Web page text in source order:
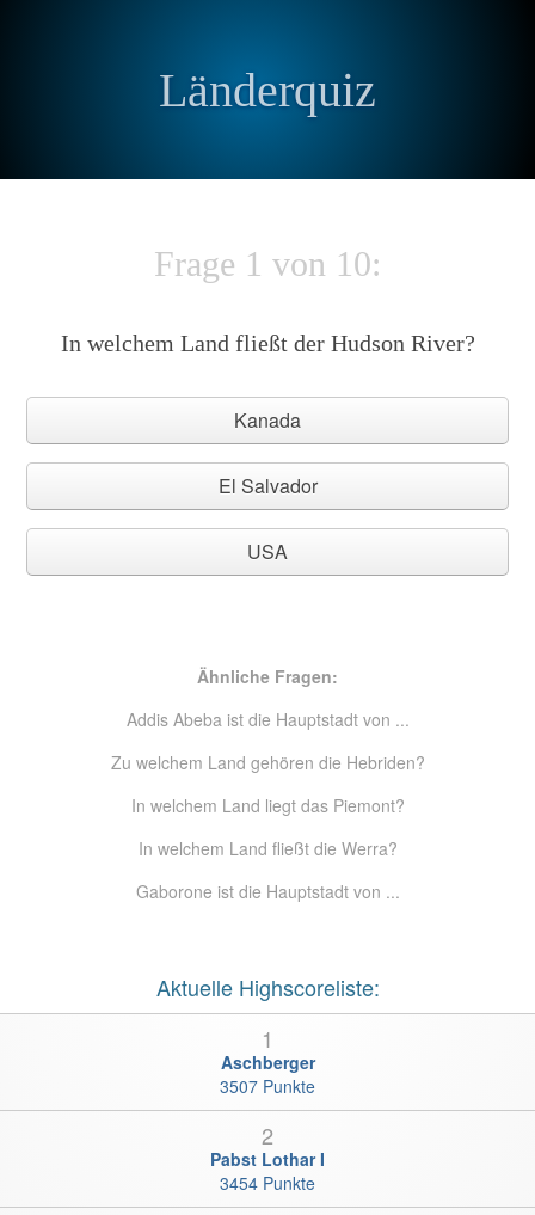
Länderquiz
Frage 1 von 10:
In welchem Land fließt der Hudson River?
Kanada
El Salvador
USA
Ähnliche Fragen:
Addis Abeba ist die Hauptstadt von ...
Zu welchem Land gehören die Hebriden?
In welchem Land liegt das Piemont?
In welchem Land fließt die Werra?
Gaborone ist die Hauptstadt von ...
Aktuelle Highscoreliste:
1
Aschberger
3507 Punkte
2
Pabst Lothar I
3454 Punkte